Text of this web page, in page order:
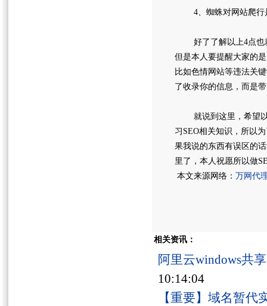
4、蜘蛛对网站爬行是
好了了解以上4点也就
但是本人要提醒大家的
比如色情网站等违法关
了收录你的信息，而是
就说到这里，希望以
习SEO相关知识，所以
果我说的东西有误区的
里了，本人祝愿所以做
本文来源网络： 万网代
相关资讯：
阿里云windows共
10:14:04
【重要】域名暂代